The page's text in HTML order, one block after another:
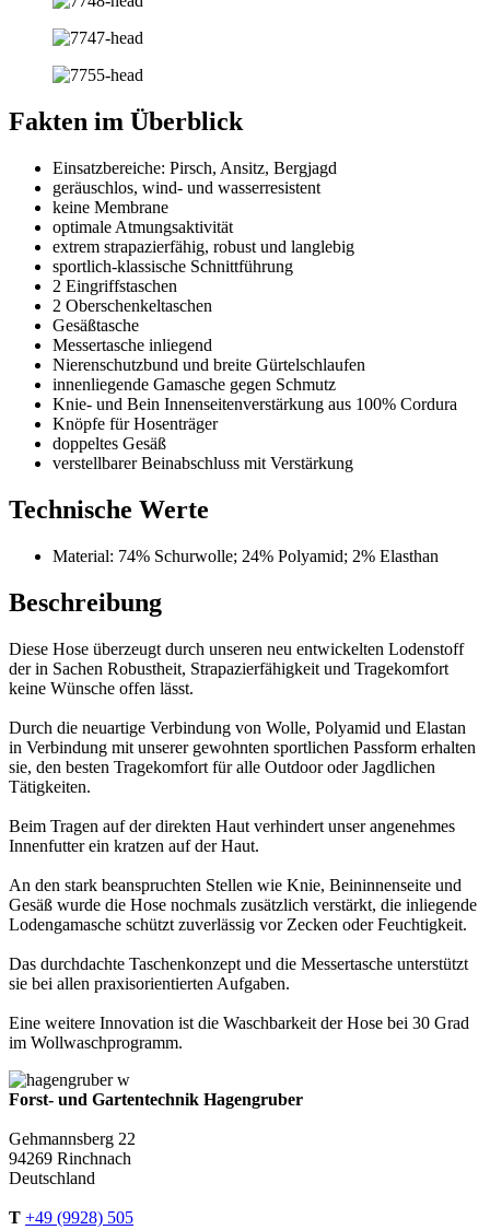
Fakten im Überblick
Einsatzbereiche: Pirsch, Ansitz, Bergjagd
geräuschlos, wind- und wasserresistent
keine Membrane
optimale Atmungsaktivität
extrem strapazierfähig, robust und langlebig
sportlich-klassische Schnittführung
2 Eingriffstaschen
2 Oberschenkeltaschen
Gesäßtasche
Messertasche inliegend
Nierenschutzbund und breite Gürtelschlaufen
innenliegende Gamasche gegen Schmutz
Knie- und Bein Innenseitenverstärkung aus 100% Cordura
Knöpfe für Hosenträger
doppeltes Gesäß
verstellbarer Beinabschluss mit Verstärkung
Technische Werte
Material: 74% Schurwolle; 24% Polyamid; 2% Elasthan
Beschreibung
Diese Hose überzeugt durch unseren neu entwickelten Lodenstoff
der in Sachen Robustheit, Strapazierfähigkeit und Tragekomfort
keine Wünsche offen lässt.
Durch die neuartige Verbindung von Wolle, Polyamid und Elastan
in Verbindung mit unserer gewohnten sportlichen Passform erhalten
sie, den besten Tragekomfort für alle Outdoor oder Jagdlichen
Tätigkeiten.
Beim Tragen auf der direkten Haut verhindert unser angenehmes
Innenfutter ein kratzen auf der Haut.
An den stark beanspruchten Stellen wie Knie, Beininnenseite und
Gesäß wurde die Hose nochmals zusätzlich verstärkt, die inliegende
Lodengamasche schützt zuverlässig vor Zecken oder Feuchtigkeit.
Das durchdachte Taschenkonzept und die Messertasche unterstützt
sie bei allen praxisorientierten Aufgaben.
Eine weitere Innovation ist die Waschbarkeit der Hose bei 30 Grad
im Wollwaschprogramm.
Forst- und Gartentechnik Hagengruber
Gehmannsberg 22
94269 Rinchnach
Deutschland
T +49 (9928) 505